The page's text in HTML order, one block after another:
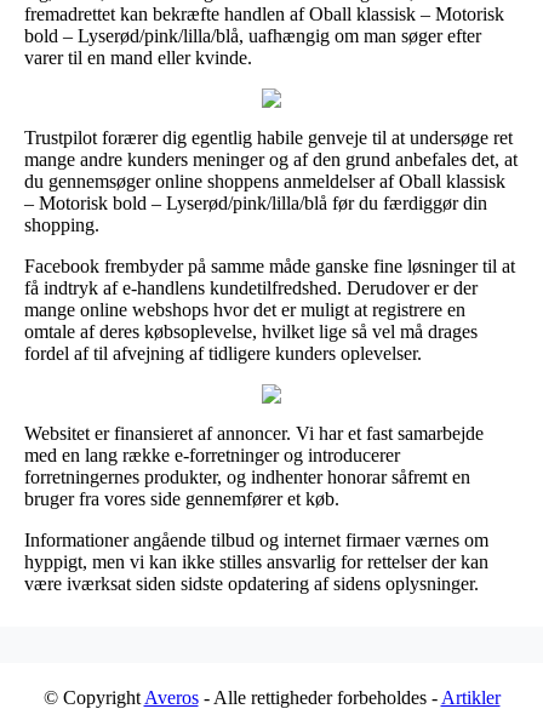
fremadrettet kan bekræfte handlen af Oball klassisk – Motorisk
bold – Lyserød/pink/lilla/blå, uafhængig om man søger efter
varer til en mand eller kvinde.
Trustpilot forærer dig egentlig habile genveje til at undersøge ret
mange andre kunders meninger og af den grund anbefales det, at
du gennemsøger online shoppens anmeldelser af Oball klassisk
– Motorisk bold – Lyserød/pink/lilla/blå før du færdiggør din
shopping.
Facebook frembyder på samme måde ganske fine løsninger til at
få indtryk af e-handlens kundetilfredshed. Derudover er der
mange online webshops hvor det er muligt at registrere en
omtale af deres købsoplevelse, hvilket lige så vel må drages
fordel af til afvejning af tidligere kunders oplevelser.
Websitet er finansieret af annoncer. Vi har et fast samarbejde
med en lang række e-forretninger og introducerer
forretningernes produkter, og indhenter honorar såfremt en
bruger fra vores side gennemfører et køb.
Informationer angående tilbud og internet firmaer værnes om
hyppigt, men vi kan ikke stilles ansvarlig for rettelser der kan
være iværksat siden sidste opdatering af sidens oplysninger.
© Copyright Averos- Alle rettigheder forbeholdes - Artikler